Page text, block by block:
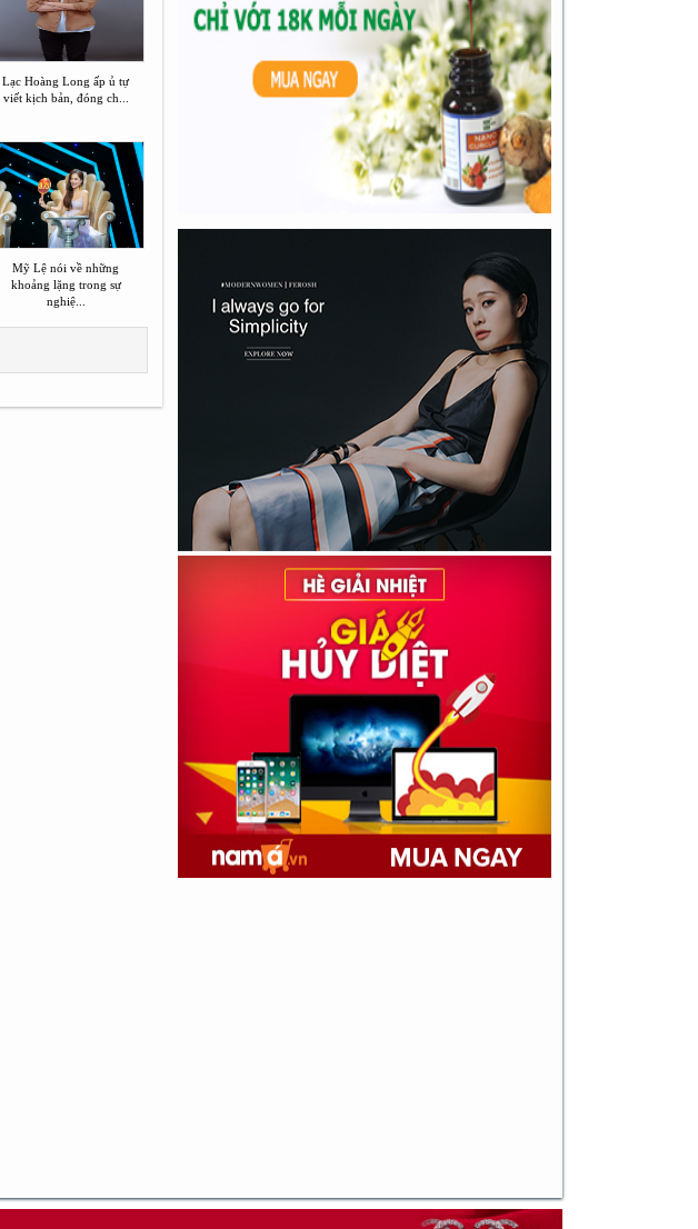
Lạc Hoàng Long ấp ủ tự
viết kịch bản, đóng ch...
Mỹ Lệ nói về những
khoảng lặng trong sự
nghiệ...